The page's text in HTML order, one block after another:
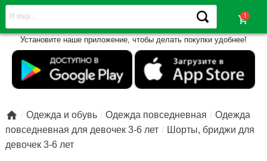
shopping_cart
Установите наше приложение, чтобы делать покупки удобнее!
 Одежда и обувь Одежда повседневная
Одежда
повседневная для девочек 3-6 лет
Шорты, бриджи для
девочек 3-6 лет